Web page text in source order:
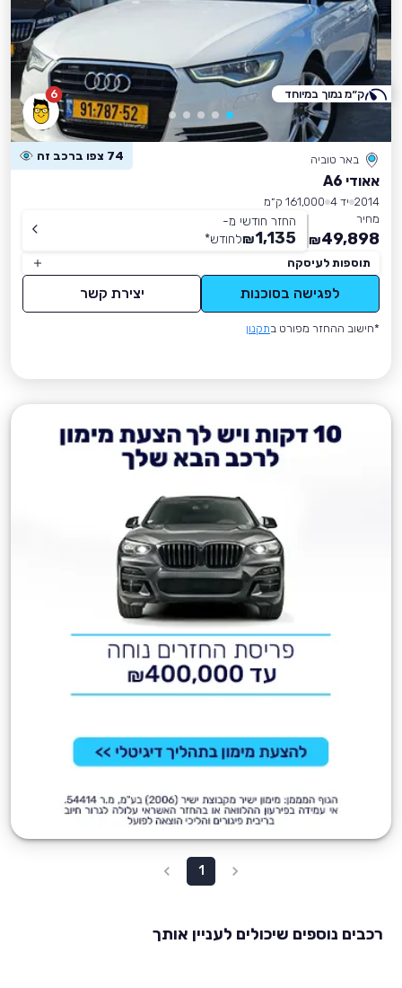
6
באר טוביה 74 צפו ברכב זה
אאודי A6
2014 יד 4
161,000 ק״מ
מחיר
49,898
₪
החזר חודשי מ-
1,135
₪לחודש*
תוספות לעיסקה
לפגישה בסוכנות יצירת קשר
*חישוב ההחזר מפורט בתקנון
ק״מ נמוך במיוחד
1
רכבים נוספים שיכולים לעניין אותך